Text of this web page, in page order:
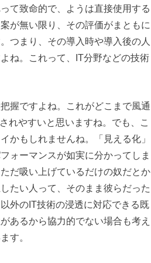
て致命的で、ようは直接使用する
が無い限り、その評価がまともに
つまり、その導入時や導入後の人
ね。これって、IT分野などの技術
握ですよね。これがどこまで風通
れやすいと思いますね。でも、こ
かもしれませんね。「見える化」
ォーマンスが如実に分かってしま
だ吸い上げているだけの奴だとか
たい人って、そのまま彼らだった
外のIT技術の浸透に対応できる既
あるから協力的でない場合も考え
す。